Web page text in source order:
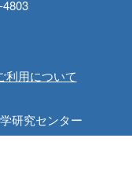
利用について
研究センター